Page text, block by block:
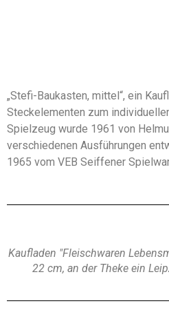
„Stefi-Baukasten, mittel“, ein
Steckelementen zum
Spielzeug wurde 1961 von
verschiedenen Ausführungen
1965 vom VEB Seiffener
Kaufladen "Fleischwaren
22 cm, an der Theke ein